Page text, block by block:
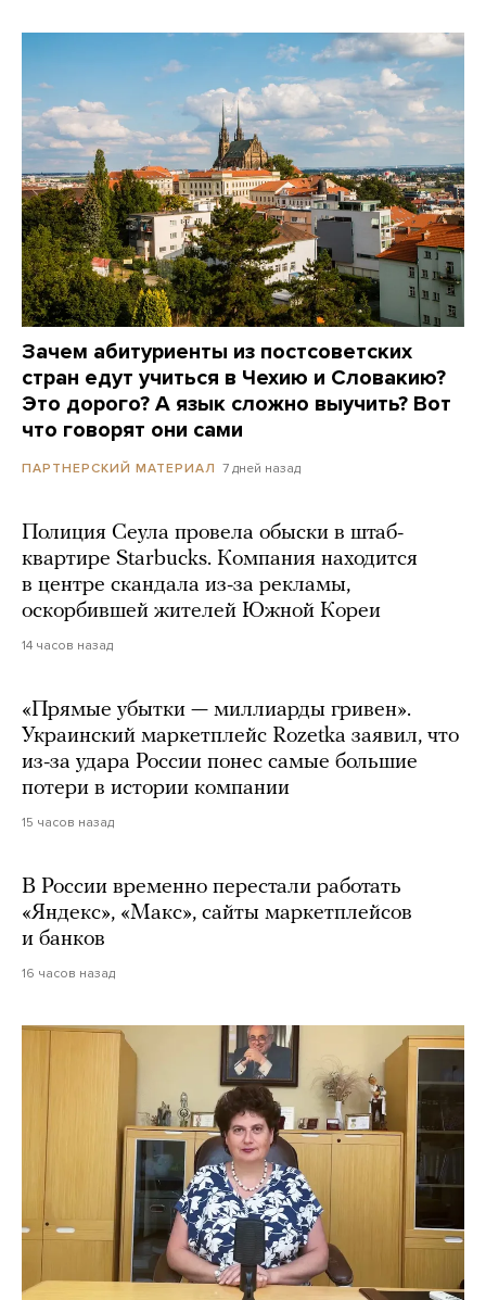
Зачем абитуриенты из постсоветских
стран едут учиться в Чехию и Словакию?
Это дорого? А язык сложно выучить? Вот
что говорят они сами
ПАРТНЕРСКИЙ МАТЕРИАЛ 7 дней назад
Полиция Сеула провела обыски в штаб-
квартире Starbucks. Компания находится
в центре скандала из-за рекламы,
оскорбившей жителей Южной Кореи
14 часов назад
«Прямые убытки — миллиарды гривен».
Украинский маркетплейс Rozetka заявил, что
из-за удара России понес самые большие
потери в истории компании
15 часов назад
В России временно перестали работать
«Яндекс», «Макс», сайты маркетплейсов
и банков
16 часов назад